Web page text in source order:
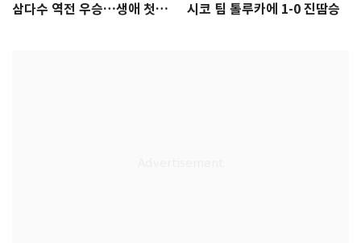
삼다수 역전 우승…생애 첫승
시코 팀 톨루카에 1-0 진땀승